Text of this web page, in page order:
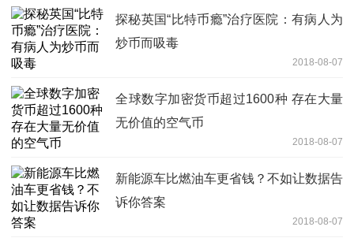
探秘英国“比特币瘾”治疗医院：有病人为
炒币而吸毒
2018-08-07
全球数字加密货币超过1600种 存在大量
无价值的空气币
2018-08-07
新能源车比燃油车更省钱？不如让数据告
诉你答案
2018-08-07